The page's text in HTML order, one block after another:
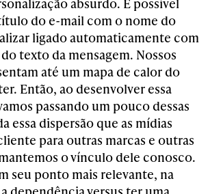
do e-mail com o nome do
ligado automaticamente com
texto da mensagem. Nossos
até um mapa de calor do
Então, ao desenvolver essa
passando um pouco dessas
essa dispersão que as mídias
para outras marcas e outras
o vínculo dele conosco.
seu ponto mais relevante, na